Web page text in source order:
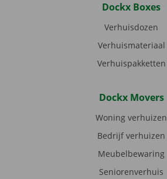
Dockx Boxes
Verhuisdozen
Verhuismateriaal
Verhuispakketten
Dockx Movers
Woning verhuizen
Bedrijf verhuizen
Meubelbewaring
Seniorenverhuis